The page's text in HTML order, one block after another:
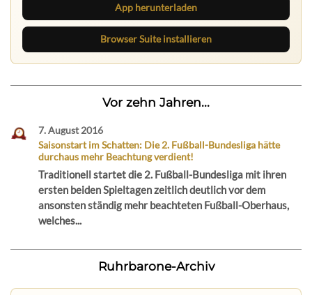
App herunterladen
Browser Suite installieren
Vor zehn Jahren...
7. August 2016
Saisonstart im Schatten: Die 2. Fußball-Bundesliga hätte
durchaus mehr Beachtung verdient!
Traditionell startet die 2. Fußball-Bundesliga mit ihren
ersten beiden Spieltagen zeitlich deutlich vor dem
ansonsten ständig mehr beachteten Fußball-Oberhaus,
welches...
Ruhrbarone-Archiv